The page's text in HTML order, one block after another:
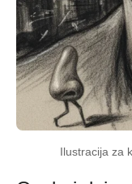
Ilustracija za